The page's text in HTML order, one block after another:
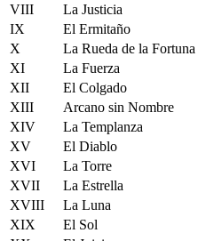
VIII
La Justicia
IX
El Ermitaño
X
La Rueda de la Fortuna
XI
La Fuerza
XII
El Colgado
XIII
Arcano sin Nombre
XIV
La Templanza
XV
El Diablo
XVI
La Torre
XVII
La Estrella
XVIII
La Luna
XIX
El Sol